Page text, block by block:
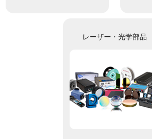
レーザー・光学部品